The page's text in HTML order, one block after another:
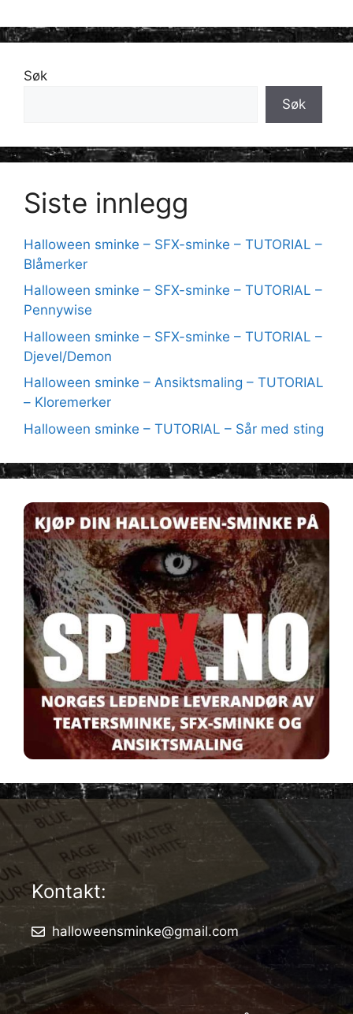
Søk
Søk
Siste innlegg
Halloween sminke – SFX-sminke – TUTORIAL –
Blåmerker
Halloween sminke – SFX-sminke – TUTORIAL –
Pennywise
Halloween sminke – SFX-sminke – TUTORIAL –
Djevel/Demon
Halloween sminke – Ansiktsmaling – TUTORIAL
– Kloremerker
Halloween sminke – TUTORIAL – Sår med sting
Kontakt:
halloweensminke@gmail.com